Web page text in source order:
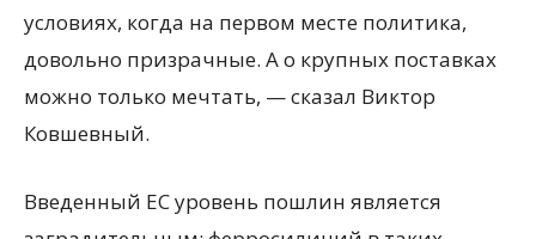
условиях, когда на первом месте политика,
довольно призрачные. А о крупных поставках
можно только мечтать, — сказал Виктор
Ковшевный.
Введенный ЕС уровень пошлин является